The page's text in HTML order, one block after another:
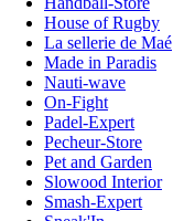
House of Rugby
La sellerie de Maé
Made in Paradis
Nauti-wave
On-Fight
Padel-Expert
Pecheur-Store
Pet and Garden
Slowood Interior
Smash-Expert